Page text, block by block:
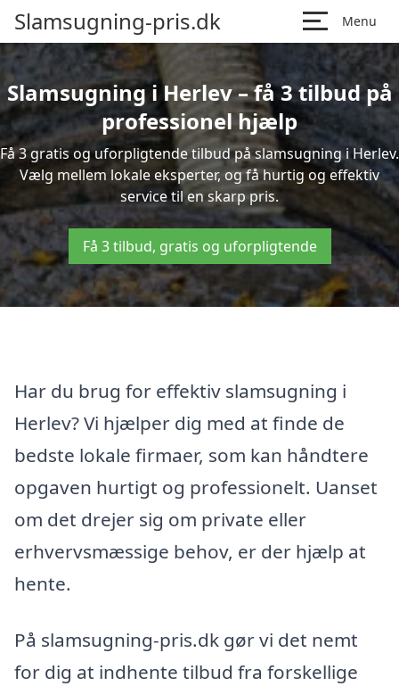
Slamsugning-pris.dk Menu
Slamsugning i Herlev – få 3 tilbud på
professionel hjælp
Få 3 gratis og uforpligtende tilbud på slamsugning i Herlev.
Vælg mellem lokale eksperter, og få hurtig og effektiv
service til en skarp pris.
Få 3 tilbud, gratis og uforpligtende
Har du brug for effektiv slamsugning i
Herlev? Vi hjælper dig med at finde de
bedste lokale firmaer, som kan håndtere
opgaven hurtigt og professionelt. Uanset
om det drejer sig om private eller
erhvervsmæssige behov, er der hjælp at
hente.
På slamsugning-pris.dk gør vi det nemt
for dig at indhente tilbud fra forskellige